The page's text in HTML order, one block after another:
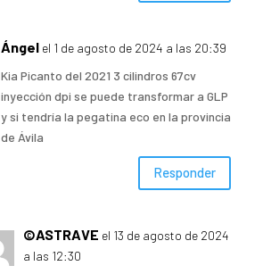
Ángel el 1 de agosto de 2024 a las 20:39
Kia Picanto del 2021 3 cilindros 67cv
inyección dpi se puede transformar a GLP
y si tendría la pegatina eco en la provincia
de Ávila
Responder
©ASTRAVE el 13 de agosto de 2024
a las 12:30